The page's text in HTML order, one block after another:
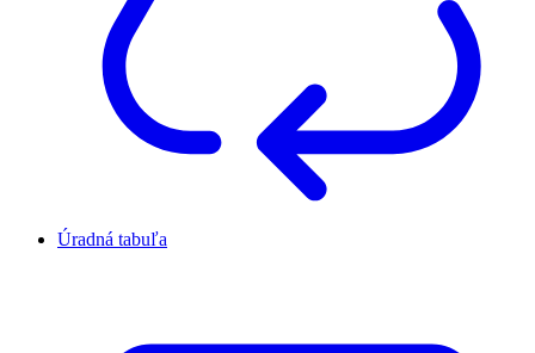
Úradná tabuľa